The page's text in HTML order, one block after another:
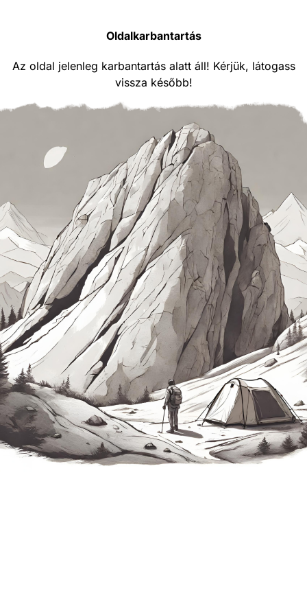
Oldalkarbantartás
Az oldal jelenleg karbantartás alatt áll! Kérjük, látogass
vissza később!